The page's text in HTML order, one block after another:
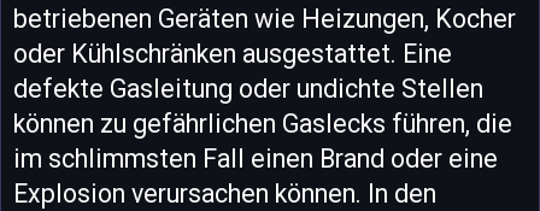
betriebenen Geräten wie Heizungen, Kocher
oder Kühlschränken ausgestattet. Eine
defekte Gasleitung oder undichte Stellen
können zu gefährlichen Gaslecks führen, die
im schlimmsten Fall einen Brand oder eine
Explosion verursachen können. In den